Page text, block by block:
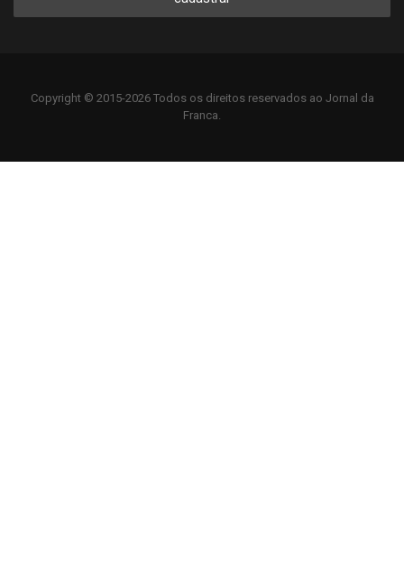
Copyright © 2015-2026 Todos os direitos reservados ao Jornal da
Franca.